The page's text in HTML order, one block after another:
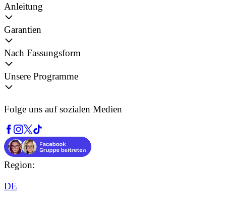
Anleitung
Garantien
Nach Fassungsform
Unsere Programme
Folge uns auf sozialen Medien
Region:
DE